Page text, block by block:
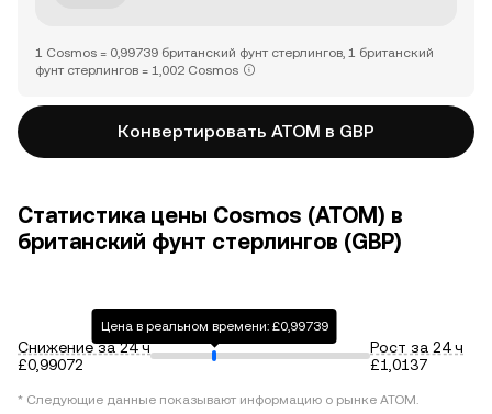
1 Cosmos = 0,99739 британский фунт стерлингов, 1 британский
фунт стерлингов = 1,002 Cosmos
Конвертировать ATOM в GBP
Статистика цены Cosmos (ATOM) в
британский фунт стерлингов (GBP)
Снижение за 24 ч
£0,99072
Цена в реальном времени: £0,99739
Рост за 24 ч
£1,0137
* Следующие данные показывают информацию о рынке ATOM.